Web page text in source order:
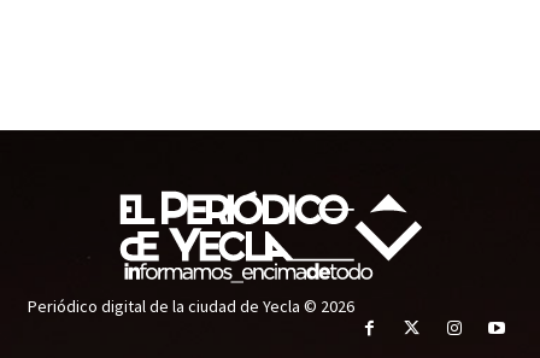
Periódico digital de la ciudad de Yecla © 2026